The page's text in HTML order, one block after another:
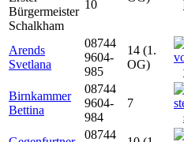
Bürgermeister
Schalkham
10
Arends
Svetlana
08744
9604-
985
14 (1.
OG)
Birnkammer
Bettina
08744
9604-
984
7
08744